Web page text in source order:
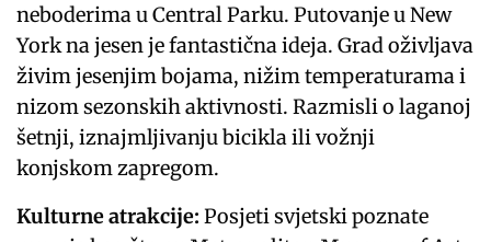
neboderima u Central Parku. Putovanje u New
York na jesen je fantastična ideja. Grad oživljava
živim jesenjim bojama, nižim temperaturama i
nizom sezonskih aktivnosti. Razmisli o laganoj
šetnji, iznajmljivanju bicikla ili vožnji
konjskom zapregom.
Kulturne atrakcije: Posjeti svjetski poznate